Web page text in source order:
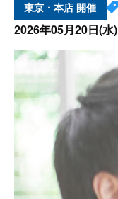
東京・本店
2026年05月20日(水)